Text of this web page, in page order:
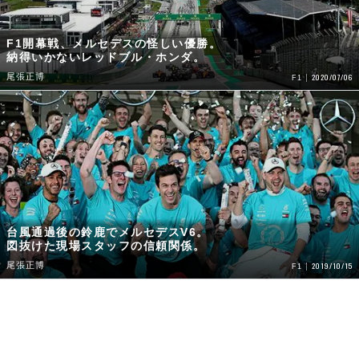
F1開幕戦、メルセデスの怪しい優勝。
納得いかないレッドブル・ホンダ。
尾張正博 F1 2020/07/06
台風通過後の鈴鹿でメルセデスV6。
図抜けた現場スタッフの信頼関係。
尾張正博 F1 2019/10/15